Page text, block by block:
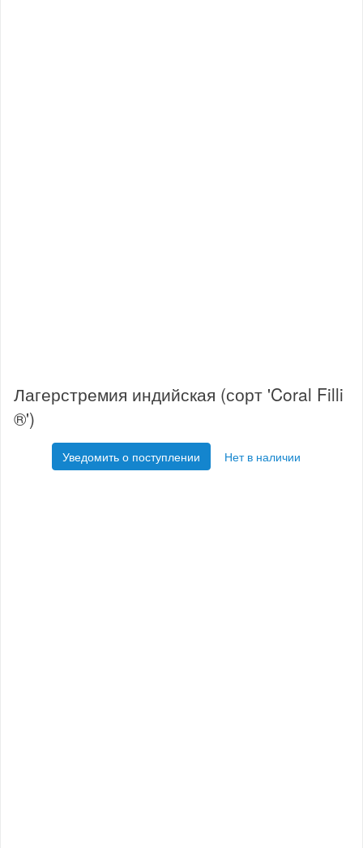
Лагерстремия индийская (сорт 'Coral Filli
®')
Уведомить о поступлении Нет в наличии